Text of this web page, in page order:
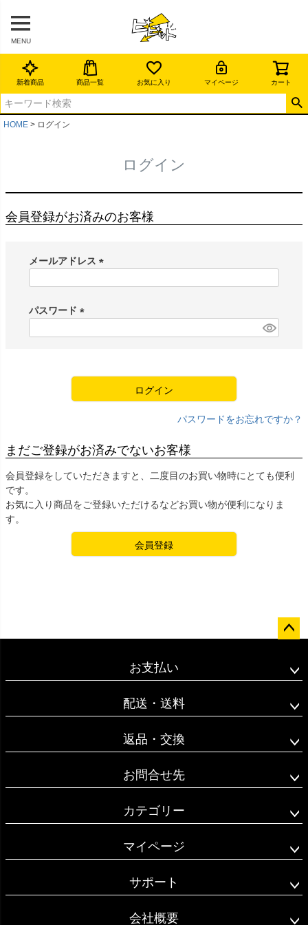
MENU
新着商品 商品一覧 お気に入り マイページ カート
HOME ログイン
ログイン
会員登録がお済みのお客様
メールアドレス
)
パスワード
ログイン
パスワードをお忘れですか？
まだご登録がお済みでないお客様
会員登録をしていただきますと、二度目のお買い物時にとても便利
です。
お気に入り商品をご登録いただけるなどお買い物が便利になりま
す。
会員登録
ップ
お支払い
配送・送料
返品・交換
お問合せ先
カテゴリー
マイページ
サポート
会社概要